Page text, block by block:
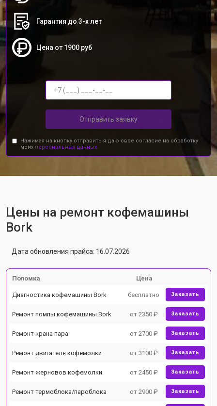
Гарантия до 3-х лет
Цена от 1900 руб
Отправить заявку
Нажимая на кнопку отправить я даю свое согласие на обработку
моих персональных данных.
Цены на ремонт кофемашины
Bork
Дата обновления прайса: 16.07.2026
Поломка Цена
Диагностика кофемашины Bork бесплатно Заказать
Ремонт помпы кофемашины Bork от 2350 ₽ Заказать
Ремонт крана пара от 2700 ₽ Заказать
Ремонт двигателя кофемолки от 3100 ₽ Заказать
Ремонт жерновов кофемолки от 2450 ₽ Заказать
Ремонт термоблока/пароблока от 2900 ₽ Заказать